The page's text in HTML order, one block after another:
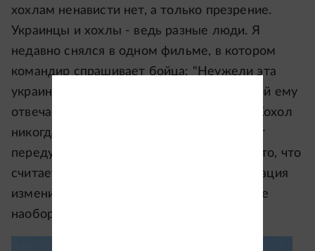
хохлам ненависти нет, а только презрение.
Украинцы и хохлы - ведь разные люди. Я
недавно снялся в одном фильме, в котором
командир спрашивает бойца: "Неужели эта
украинка нас обманула?". На что мой герой ему
отвечает: "Плохо ты знаешь наш народ. Хохол
никогда не обманывает. Он просто может
передумать". Сегодня он искренне верит то, что
считает правильным, а завтра, когда ситуация
изменится, с чистой совестью сделает все
наоборот.